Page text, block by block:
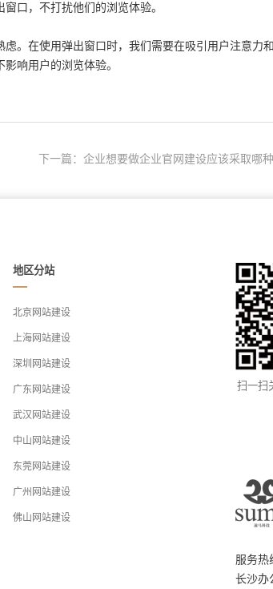
口，不打扰他们的浏览体验。
。在使用弹出窗口时，我们需要在吸引用户注意力
响用户的浏览体验。
下一篇：企业想要做企业官网建设应该采取哪种
地区分站
北京网站建设
上海网站建设
深圳网站建设
广东网站建设
武汉网站建设
中山网站建设
东莞网站建设
广州网站建设
佛山网站建设
扫一扫
服务热
长沙办